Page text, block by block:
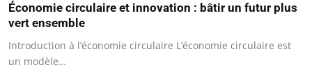
Économie circulaire et innovation : bâtir un futur plus
vert ensemble
Introduction à l’économie circulaire L’économie circulaire est
un modèle…